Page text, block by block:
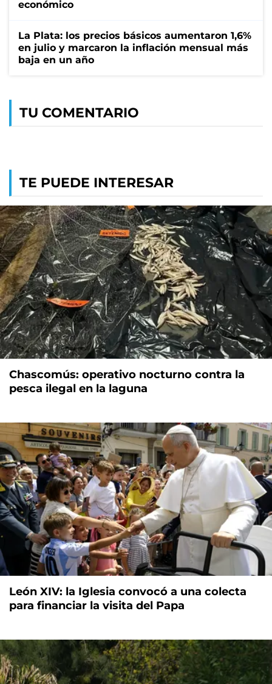
económico
La Plata: los precios básicos aumentaron 1,6%
en julio y marcaron la inflación mensual más
baja en un año
TU COMENTARIO
TE PUEDE INTERESAR
Chascomús: operativo nocturno contra la
pesca ilegal en la laguna
León XIV: la Iglesia convocó a una colecta
para financiar la visita del Papa